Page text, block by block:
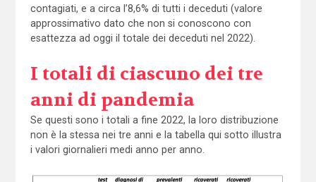
contagiati, e a circa l’8,6% di tutti i deceduti (valore
approssimativo dato che non si conoscono con
esattezza ad oggi il totale dei deceduti nel 2022).
I totali di ciascuno dei tre
anni di pandemia
Se questi sono i totali a fine 2022, la loro distribuzione
non è la stessa nei tre anni e la tabella qui sotto illustra
i valori giornalieri medi anno per anno.